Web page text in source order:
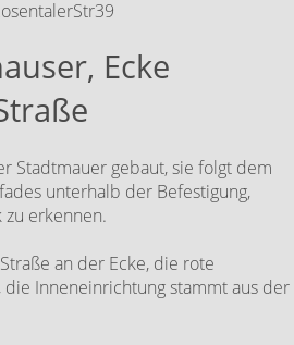
Ecke
Stadtmauer gebaut, sie folgt dem
unterhalb der Befestigung,
erkennen.
an der Ecke, die rote
Inneneinrichtung stammt aus der